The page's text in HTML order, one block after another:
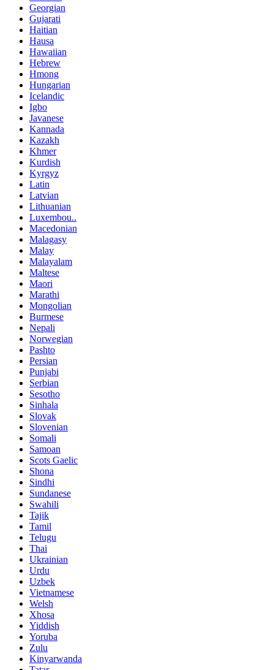
Georgian
Gujarati
Haitian
Hausa
Hawaiian
Hebrew
Hmong
Hungarian
Icelandic
Igbo
Javanese
Kannada
Kazakh
Khmer
Kurdish
Kyrgyz
Latin
Latvian
Lithuanian
Luxembou..
Macedonian
Malagasy
Malay
Malayalam
Maltese
Maori
Marathi
Mongolian
Burmese
Nepali
Norwegian
Pashto
Persian
Punjabi
Serbian
Sesotho
Sinhala
Slovak
Slovenian
Somali
Samoan
Scots Gaelic
Shona
Sindhi
Sundanese
Swahili
Tajik
Tamil
Telugu
Thai
Ukrainian
Urdu
Uzbek
Vietnamese
Welsh
Xhosa
Yiddish
Yoruba
Zulu
Kinyarwanda